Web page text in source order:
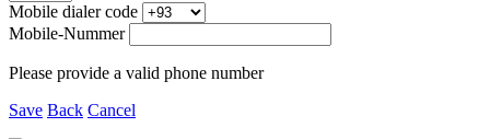
Mobile dialer code
Mobile-Nummer
Please provide a valid phone number
Save Back Cancel